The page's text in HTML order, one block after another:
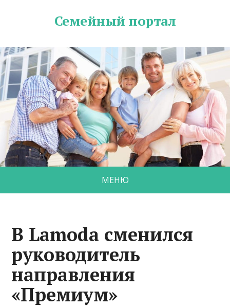
Семейный портал
МЕНЮ
В Lamoda сменился
руководитель
направления
«Премиум»